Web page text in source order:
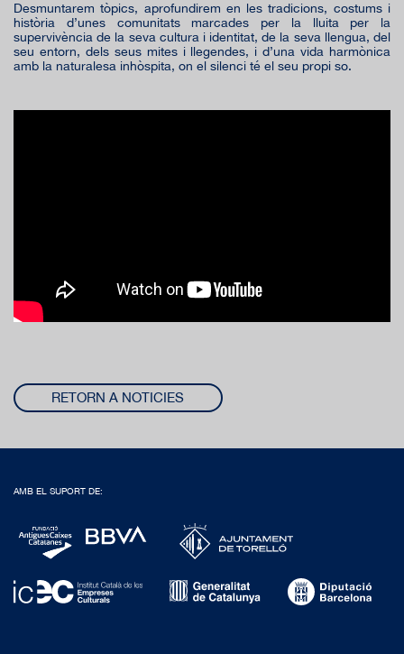
Desmuntarem tòpics, aprofundirem en les tradicions, costums i
història d’unes comunitats marcades per la lluita per la
supervivència de la seva cultura i identitat, de la seva llengua, del
seu entorn, dels seus mites i llegendes, i d’una vida harmònica
amb la naturalesa inhòspita, on el silenci té el seu propi so.
RETORN A NOTICIES
AMB EL SUPORT DE: